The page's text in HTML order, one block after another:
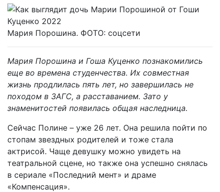
Мария Порошина. ФОТО: соцсети
Мария Порошина и Гоша Куценко познакомились
еще во времена студенчества. Их совместная
жизнь продлилась пять лет, но завершилась не
походом в ЗАГС, а расставанием. Зато у
знаменитостей появилась общая наследница.
Сейчас Полине – уже 26 лет. Она решила пойти по
стопам звездных родителей и тоже стала
актрисой. Чаще девушку можно увидеть на
театральной сцене, но также она успешно снялась
в сериале «Последний мент» и драме
«Компенсация».